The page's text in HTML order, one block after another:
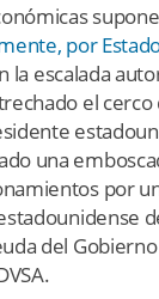
por
la escalada
el
una
por
del